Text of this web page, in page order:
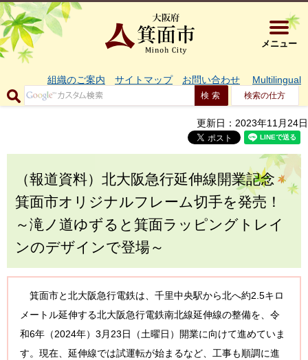
大阪府箕
メニュー
組織のご案内 サイトマップ お問い合わせ Multilingual
検索の仕方
更新日：2023年11月24日
（報道資料）北大阪急行延伸線開業記念
箕面市オリジナルフレーム切手を発売！
～滝ノ道ゆずると箕面ラッピングトレイ
ンのデザインで登場～
箕面市と北大阪急行電鉄は、千里中央駅から北へ約2.5キロ
メートル延伸する北大阪急行電鉄南北線延伸線の整備を、令
和6年（2024年）3月23日（土曜日）開業に向けて進めていま
す。現在、延伸線では試運転が始まるなど、工事も順調に進